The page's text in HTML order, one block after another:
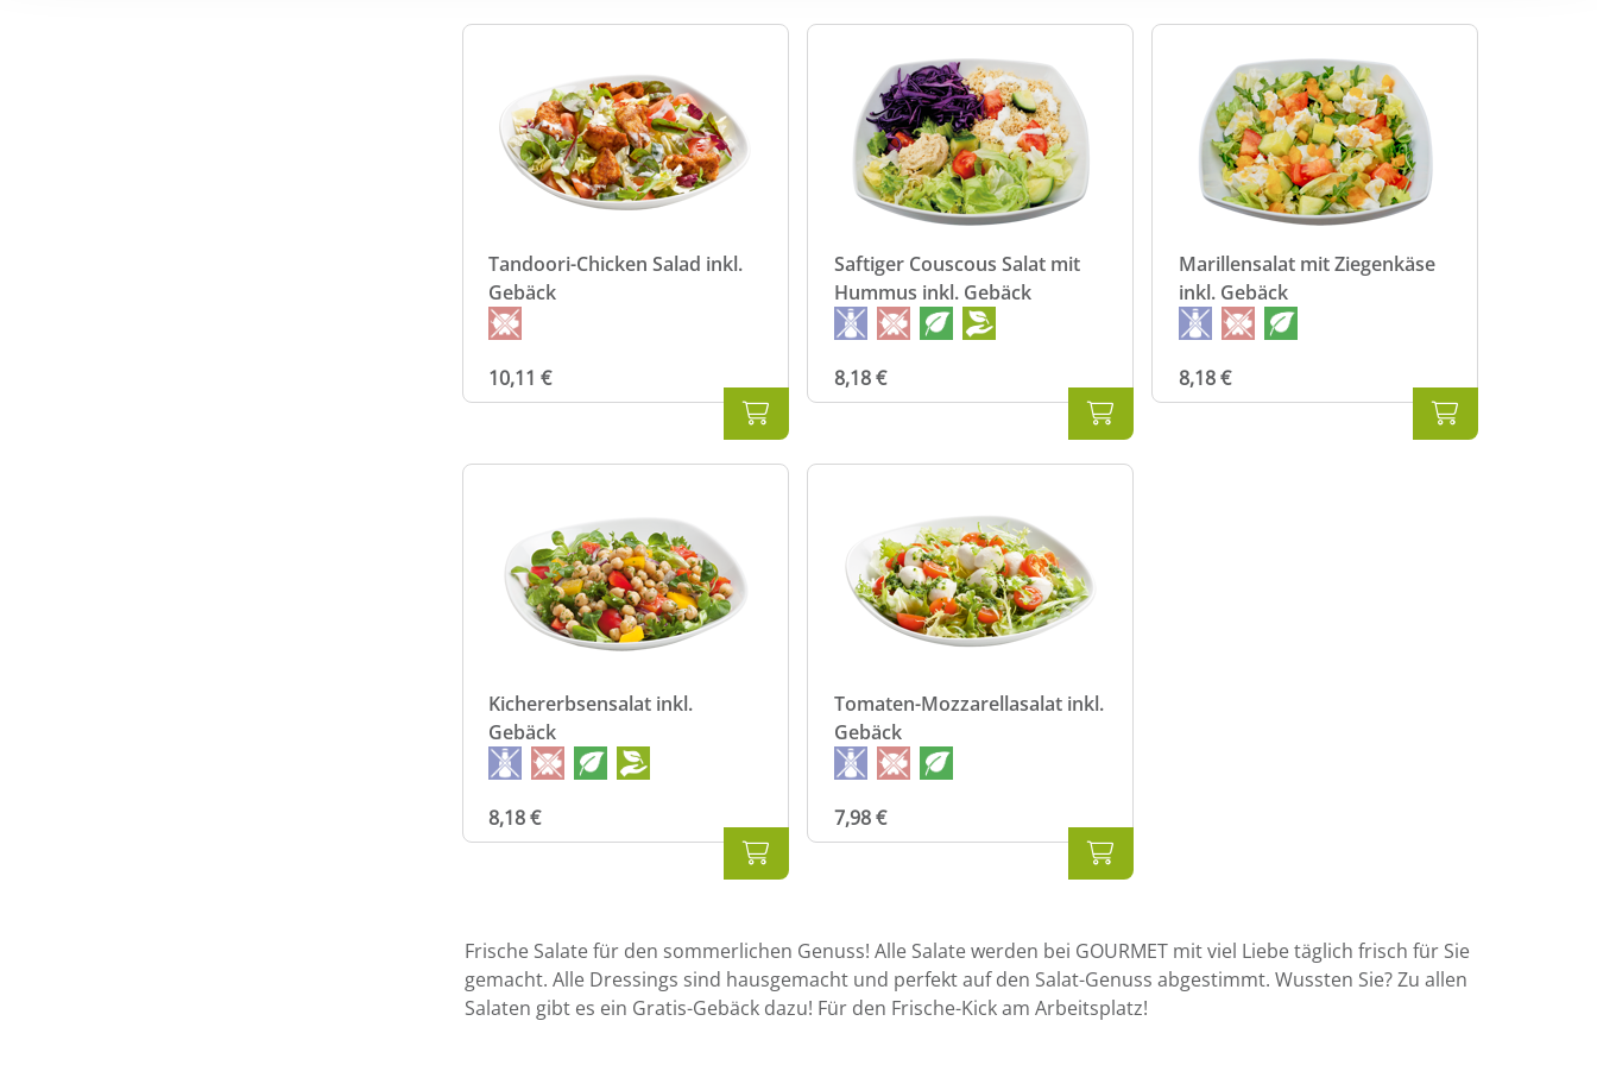
Tandoori-Chicken Salad inkl.
Gebäck
10,11 €
Saftiger Couscous Salat mit
Hummus inkl. Gebäck
8,18 €
Marillensalat mit Ziegenkäse
inkl. Gebäck
8,18 €
Kichererbsensalat inkl.
Gebäck
8,18 €
Tomaten-Mozzarellasalat inkl.
Gebäck
7,98 €
Frische Salate für den sommerlichen Genuss! Alle Salate werden bei GOURMET mit viel Liebe täglich frisch für Sie
gemacht. Alle Dressings sind hausgemacht und perfekt auf den Salat-Genuss abgestimmt. Wussten Sie? Zu allen
Salaten gibt es ein Gratis-Gebäck dazu! Für den Frische-Kick am Arbeitsplatz!